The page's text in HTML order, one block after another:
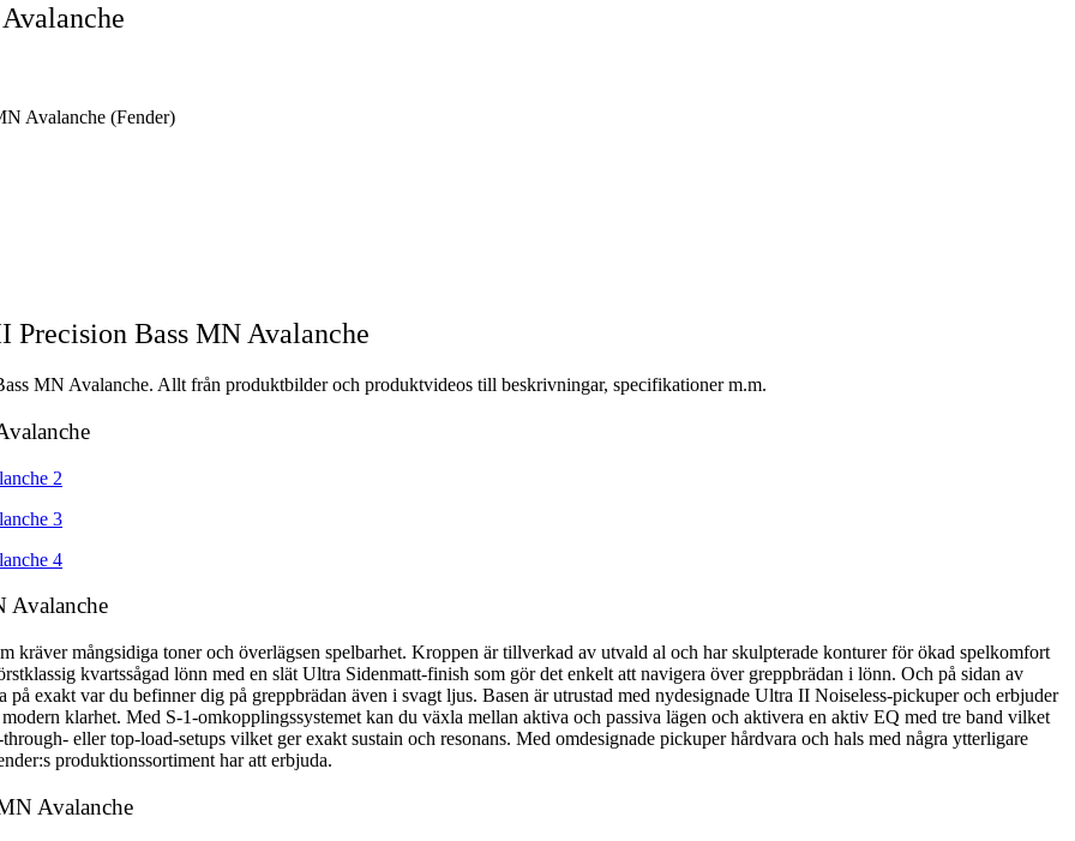
Avalanche (Fender)
Bass MN Avalanche
MN Avalanche. Allt från produktbilder och produktvideos till beskrivningar, specifikationer m.m.
Avalanche
kräver mångsidiga toner och överlägsen spelbarhet. Kroppen är tillverkad av utvald al och har skulpterade konturer för ökad spelkomfort
kvartssågad lönn med en slät Ultra Sidenmatt-finish som gör det enkelt att navigera över greppbrädan i lönn. Och på sidan av
exakt var du befinner dig på greppbrädan även i svagt ljus. Basen är utrustad med nydesignade Ultra II Noiseless-pickuper och erbjuder
klarhet. Med S-1-omkopplingssystemet kan du växla mellan aktiva och passiva lägen och aktivera en aktiv EQ med tre band vilket
eller top-load-setups vilket ger exakt sustain och resonans. Med omdesignade pickuper hårdvara och hals med några ytterligare
produktionssortiment har att erbjuda.
Avalanche